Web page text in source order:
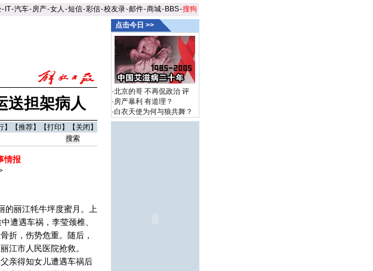
- IT-汽车-房产-女人 -短信-彩信-校友录-邮件-商城- BBS-搜狗
送担架病人
】【推荐】【打印 】【 关闭 】
情报
的丽江牦牛坪度蜜月。上
遭遇车祸，李莹颈椎、
折，伤势危重。 随后，
江市人民医院抢救。
得知女儿遭遇车祸后
点击今日 >>
·北京的哥 不再侃政治 评
·房产暴利 有道理？
·白衣天使为何与狼共舞？